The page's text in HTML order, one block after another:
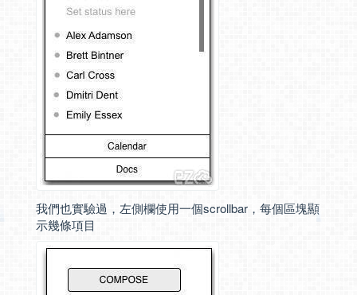
我們也實驗過，左側欄使用一個scrollbar，每個區塊顯
示幾條項目